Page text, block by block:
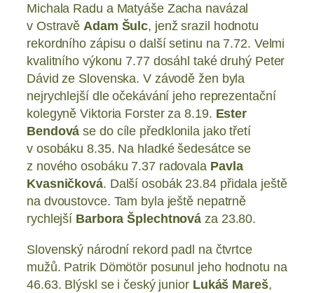
Michala Radu a Matyáše Zacha navázal
v OstravěAdam Šulc, jenž srazil hodnotu
rekordního zápisu o další setinu na 7.72. Velmi
kvalitního výkonu 7.77 dosáhl také druhý Peter
Dávid ze Slovenska. V závodě žen byla
nejrychlejší dle očekávání jeho reprezentační
kolegyně Viktoria Forster za 8.19. Ester
Bendová se do cíle předklonila jako třetí
v osobáku 8.35. Na hladké šedesátce se
z nového osobáku 7.37 radovala Pavla
Kvasničková. Další osobák 23.84 přidala ještě
na dvoustovce. Tam byla ještě nepatrně
rychlejší Barbora Šplechtnová za 23.80.
Slovenský národní rekord padl na čtvrtce
mužů. Patrik Dömötör posunul jeho hodnotu na
46.63. Blýskl se i český junior Lukáš Mareš,